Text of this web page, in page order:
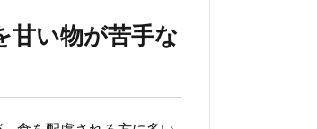
甘い物が苦手な